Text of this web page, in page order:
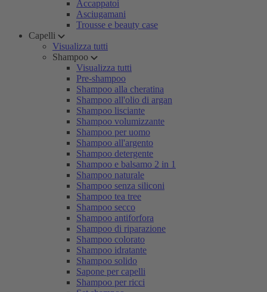
Accappatoi
Asciugamani
Trousse e beauty case
Capelli
Visualizza tutti
Shampoo
Visualizza tutti
Pre-shampoo
Shampoo alla cheratina
Shampoo all'olio di argan
Shampoo lisciante
Shampoo volumizzante
Shampoo per uomo
Shampoo all'argento
Shampoo detergente
Shampoo e balsamo 2 in 1
Shampoo naturale
Shampoo senza siliconi
Shampoo tea tree
Shampoo secco
Shampoo antiforfora
Shampoo di riparazione
Shampoo colorato
Shampoo idratante
Shampoo solido
Sapone per capelli
Shampoo per ricci